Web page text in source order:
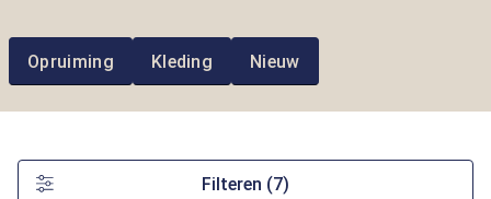
Opruiming Kleding Nieuw
Filteren (7)